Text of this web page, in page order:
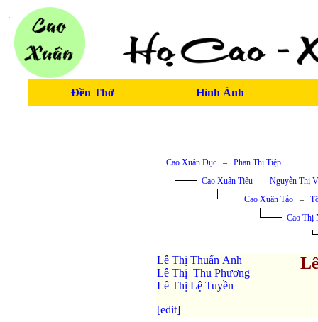
Đền Thờ Hình Ảnh
Cao Xuân Dục – Phan Thị Tiệp
Cao Xuân Tiếu – Nguyễn Thị
Cao Xuân Tảo –
Cao Thị
Lê Thị Thuấn Anh
Lê Thị Thu Phương
Lê Thị Lệ Tuyền
[edit]